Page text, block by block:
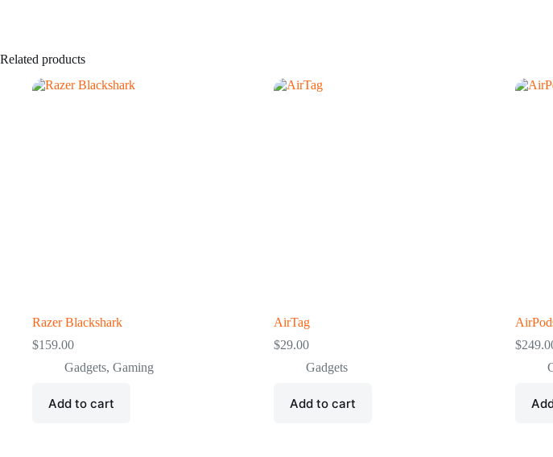
Related products
Razer Blackshark
$159.00
Gadgets, Gaming
Add to cart
AirTag
$29.00
Gadgets
Add to cart
$